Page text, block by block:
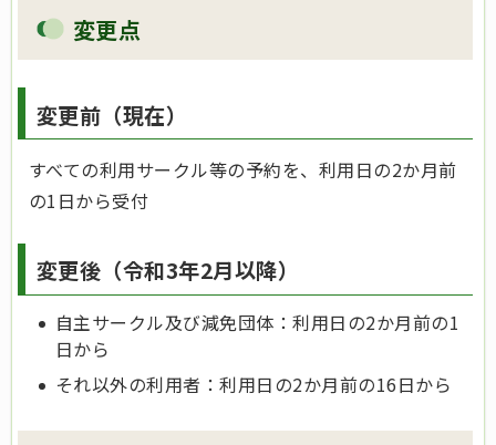
変更点
変更前（現在）
すべての利用サークル等の予約を、利用日の2か月前
の1日から受付
変更後（令和3年2月以降）
自主サークル及び減免団体：利用日の2か月前の1
日から
それ以外の利用者：利用日の2か月前の16日から